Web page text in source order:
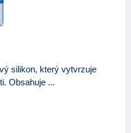
silikon, který vytvrzuje
Obsahuje ...